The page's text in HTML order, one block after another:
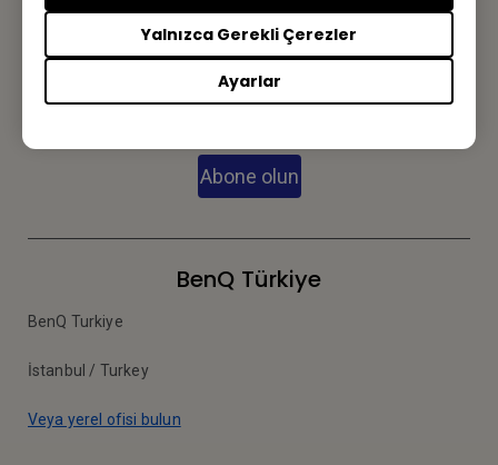
Ayarlar
Yalnızca Gerekli Çerezler
Bültene kayıt olun
İlk siz haberdar olun.
Abone olun
BenQ Türkiye
BenQ Turkiye
İstanbul / Turkey
Veya yerel ofisi bulun